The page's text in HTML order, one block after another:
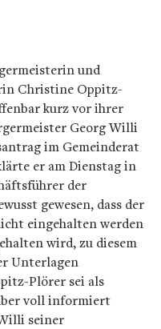
und
Christine Oppitz-
kurz vor ihrer
Georg Willi
im Gemeinderat
er am Dienstag in
der
gewesen, dass der
eingehalten werden
wird, zu diesem
Unterlagen
Plörer sei als
voll informiert
seiner